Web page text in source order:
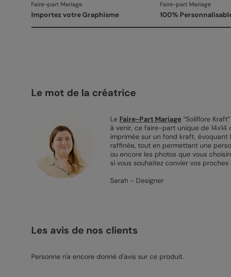
Faire-part Mariage
Importez votre Graphisme
Faire-part Mariage
100%
Le mot de la créatrice
Le Faire-Part Mariage“Soliflore
à venir, ce faire-part unique de
imprimée sur un fond kraft, évoquant
raffinée, tout en permettant une
ou encore les photos que vous
si vous souhaitez convier vos
Sarah - Designer
Les avis de nos clients
Personne n'a encore donné d'avis sur ce produit.